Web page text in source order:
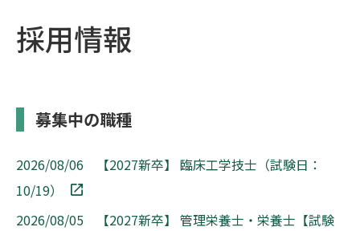
採用情報
募集中の職種
2026/08/06 【2027新卒】 臨床工学技士（試験日：
10/19）
2026/08/05 【2027新卒】 管理栄養士・栄養士【試験